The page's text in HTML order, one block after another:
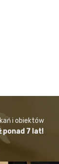
i obiektów
ponad 7 lat!